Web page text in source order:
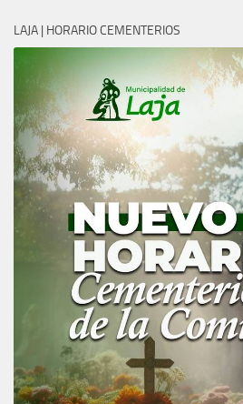
LAJA | HORARIO CEMENTERIOS